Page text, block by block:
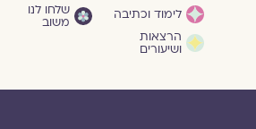
לימוד וכתיבה
הרצאות
ושיעורים
שלחו לנו
משוב